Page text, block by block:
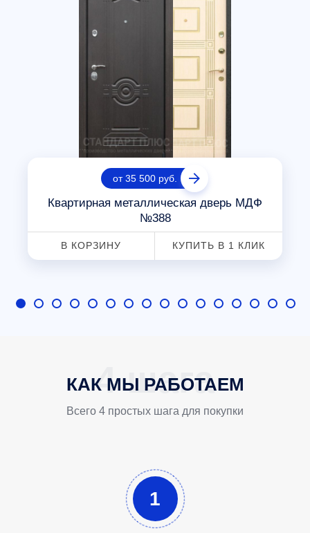
от 35 500 руб.
Квартирная металлическая дверь МДФ
№388
В КОРЗИНУ КУПИТЬ В 1 КЛИК
КАК МЫ РАБОТАЕМ
Всего 4 простых шага для покупки
1